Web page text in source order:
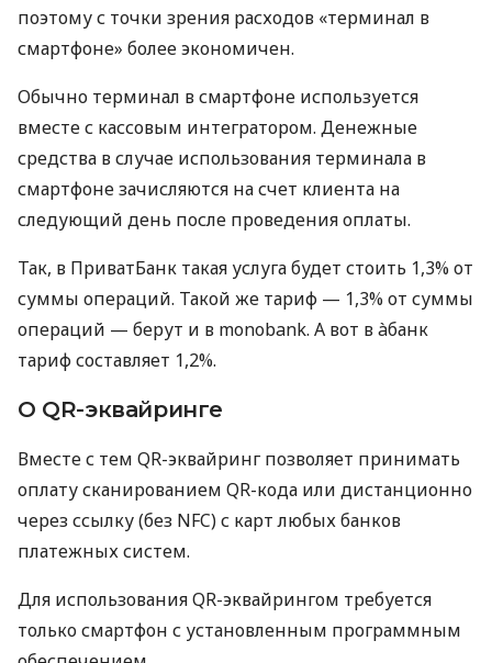
поэтому с точки зрения расходов «терминал в
смартфоне» более экономичен.
Обычно терминал в смартфоне используется
вместе с кассовым интегратором. Денежные
средства в случае использования терминала в
смартфоне зачисляются на счет клиента на
следующий день после проведения оплаты.
Так, в ПриватБанк такая услуга будет стоить 1,3% от
суммы операций. Такой же тариф — 1,3% от суммы
операций — берут и в monobank. А вот в àбанк
тариф составляет 1,2%.
О QR-эквайринге
Вместе с тем QR-эквайринг позволяет принимать
оплату сканированием QR-кода или дистанционно
через ссылку (без NFC) с карт любых банков
платежных систем.
Для использования QR-эквайрингом требуется
только смартфон с установленным программным